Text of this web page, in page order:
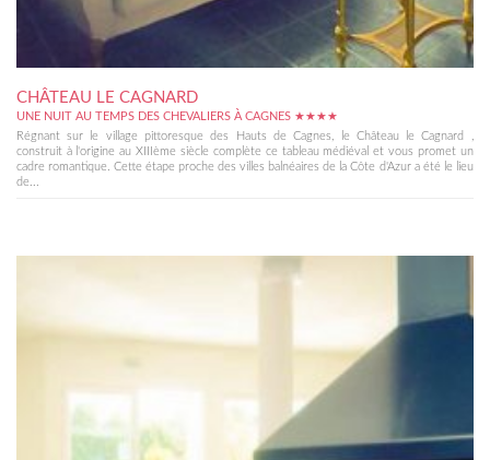
CHÂTEAU LE CAGNARD
UNE NUIT AU TEMPS DES CHEVALIERS À CAGNES ★★★★
Régnant sur le village pittoresque des Hauts de Cagnes, le Château le Cagnard ,
construit à l'origine au XIIIème siècle complète ce tableau médiéval et vous promet un
cadre romantique. Cette étape proche des villes balnéaires de la Côte d'Azur a été le lieu
de...